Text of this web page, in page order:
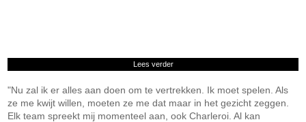
Lees verder
"Nu zal ik er alles aan doen om te vertrekken. Ik moet spelen. Als
ze me kwijt willen, moeten ze me dat maar in het gezicht zeggen.
Elk team spreekt mij momenteel aan, ook Charleroi. Al kan